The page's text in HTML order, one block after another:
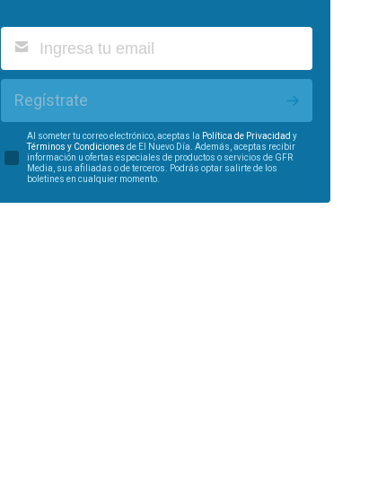
Regístrate
Al someter tu correo electrónico, aceptas la Política de Privacidad y
Términos y Condiciones de El Nuevo Día. Además, aceptas recibir
información u ofertas especiales de productos o servicios de GFR
Media, sus afiliadas o de terceros. Podrás optar salirte de los
boletines en cualquier momento.